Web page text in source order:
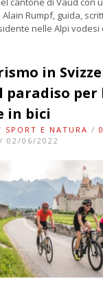
Alain Rumpf, guida,
nelle Alpi vodesi
in
paradiso per
in bici
SPORT E NATURA / 0
/ 02/06/2022